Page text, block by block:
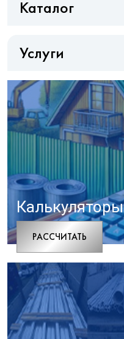
Каталог
Услуги
Калькуляторы
РАCСЧИТАТЬ